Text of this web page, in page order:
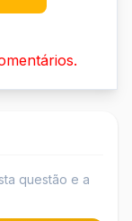
questão e a